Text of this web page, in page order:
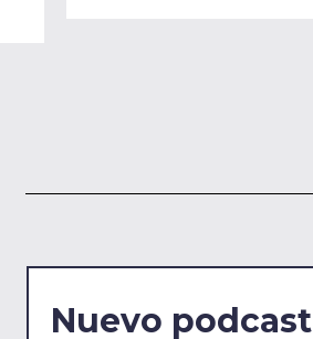
Nuevo podcast